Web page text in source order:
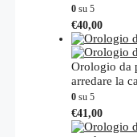
possono
essere
scelte
nella
pagina
prodotto
0 su 5
€40,00Questo
ha
più
possono
essere
Orologio da
arredare la
0 su 5
€41,00